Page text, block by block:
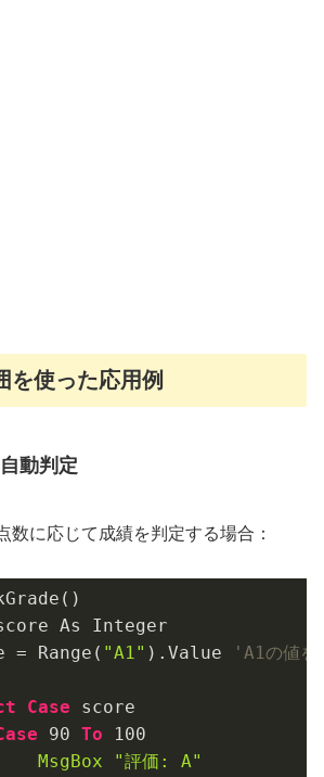
を使った応用例
動判定
数に応じて成績を判定する場合：
As Integer
= Range(
"A1" ).Value 'A1の値を
Case score
90 To
100
MsgBox
"評価: A"